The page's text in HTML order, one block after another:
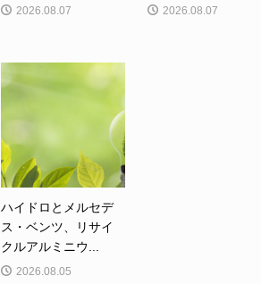
2026.08.07 2026.08.07
ハイドロとメルセデ
ス・ベンツ、リサイ
クルアルミニウ...
2026.08.05